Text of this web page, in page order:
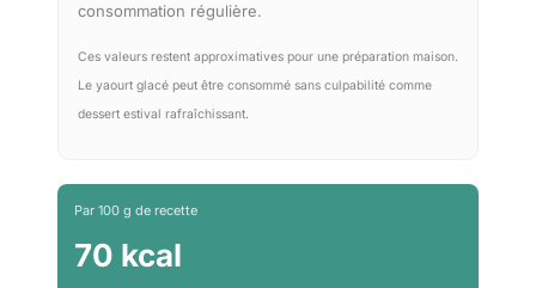
consommation régulière.
Ces valeurs restent approximatives pour une préparation maison.
Le yaourt glacé peut être consommé sans culpabilité comme
dessert estival rafraîchissant.
Par 100 g de recette
70 kcal